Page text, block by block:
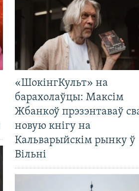
«ШокінгКульт» на
барахолаўцы: Максім
Жбанкоў прэзэнтаваў
новую кнігу на
Кальварыйскім рынку ў
Вільні